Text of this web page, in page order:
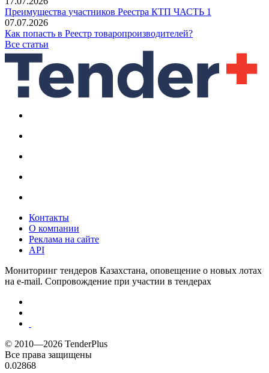
Преимущества участников Реестра КТП ЧАСТЬ 1
07.07.2026
Как попасть в Реестр товаропроизводителей?
Все статьи
Контакты
О компании
Реклама на сайте
API
Мониторинг тендеров Казахстана, оповещение о новых лотах
на e-mail. Сопровождение при участии в тендерах
© 2010—2026 TenderPlus
Все права защищены
0.02868